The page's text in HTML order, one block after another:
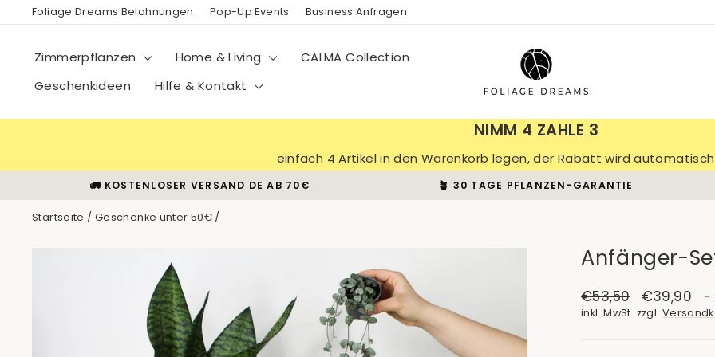
DirektFoliage Dreams Belohnungen Pop-Up Events Business Anfragen
Zimmerpflanzen Home & Living
CALMA Collection
Geschenkideen
Hilfe & Kontakt
NIMM 4 ZAHLE 3
einfach 4 Artikel in den Warenkorb legen, der Rabatt wird
Pause
🚛 KOSTENLOSER VERSAND DE AB 70€ 🪴 30 TAGE PFLANZEN-GARANTIE
Startseite / Geschenke unter 50€ /
Anfänger-
Normaler
Preis
€53,50 Sonderpreis
€39,90 -
inkl. MwSt. zzgl.